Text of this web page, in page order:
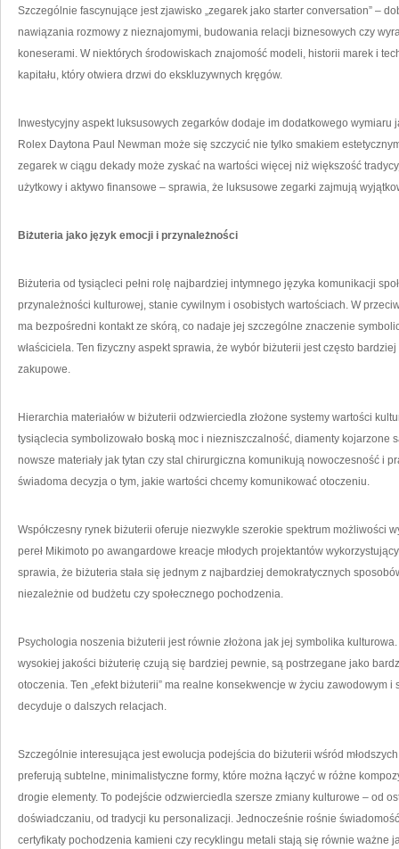
Szczególnie fascynujące jest zjawisko „zegarek jako starter conversation” –
nawiązania rozmowy z nieznajomymi, budowania relacji biznesowych czy
koneserami. W niektórych środowiskach znajomość modeli, historii marek i
kapitału, który otwiera drzwi do ekskluzywnych kręgów.
Inwestycyjny aspekt luksusowych zegarków dodaje im dodatkowego wymiaru
Rolex Daytona Paul Newman może się szczycić nie tylko smakiem
zegarek w ciągu dekady może zyskać na wartości więcej niż większość
użytkowy i aktywo finansowe – sprawia, że luksusowe zegarki zajmują
Biżuteria jako język emocji i przynależności
Biżuteria od tysiącleci pełni rolę najbardziej intymnego języka komunikacji
przynależności kulturowej, stanie cywilnym i osobistych wartościach. W
ma bezpośredni kontakt ze skórą, co nadaje jej szczególne znaczenie
właściciela. Ten fizyczny aspekt sprawia, że wybór biżuterii jest często
zakupowe.
Hierarchia materiałów w biżuterii odzwierciedla złożone systemy wartości
tysiąclecia symbolizowało boską moc i niezniszczalność, diamenty kojarzone
nowsze materiały jak tytan czy stal chirurgiczna komunikują nowoczesność i
świadoma decyzja o tym, jakie wartości chcemy komunikować otoczeniu.
Współczesny rynek biżuterii oferuje niezwykle szerokie spektrum możliwości
pereł Mikimoto po awangardowe kreacje młodych projektantów
sprawia, że biżuteria stała się jednym z najbardziej demokratycznych
niezależnie od budżetu czy społecznego pochodzenia.
Psychologia noszenia biżuterii jest równie złożona jak jej symbolika
wysokiej jakości biżuterię czują się bardziej pewnie, są postrzegane jako
otoczenia. Ten „efekt biżuterii” ma realne konsekwencje w życiu zawodowym
decyduje o dalszych relacjach.
Szczególnie interesująca jest ewolucja podejścia do biżuterii wśród
preferują subtelne, minimalistyczne formy, które można łączyć w różne
drogie elementy. To podejście odzwierciedla szersze zmiany kulturowe – od
doświadczaniu, od tradycji ku personalizacji. Jednocześnie rośnie
certyfikaty pochodzenia kamieni czy recyklingu metali stają się równie ważne